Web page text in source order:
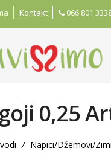
Kontakt 066 801
0,25
/ Napici/Džemovi/